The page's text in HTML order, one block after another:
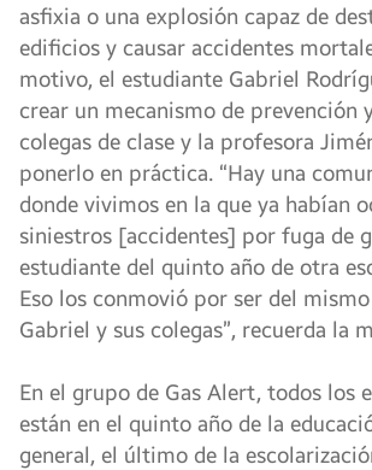
asfixia o una explosión capaz de
edificios y causar accidentes
motivo, el estudiante Gabriel
crear un mecanismo de prevención
colegas de clase y la profesora
ponerlo en práctica. “Hay una
donde vivimos en la que ya habían
siniestros [accidentes] por fuga de
estudiante del quinto año de otra
Eso los conmovió por ser del
Gabriel y sus colegas”, recuerda la
En el grupo de Gas Alert, todos los
están en el quinto año de la
general, el último de la